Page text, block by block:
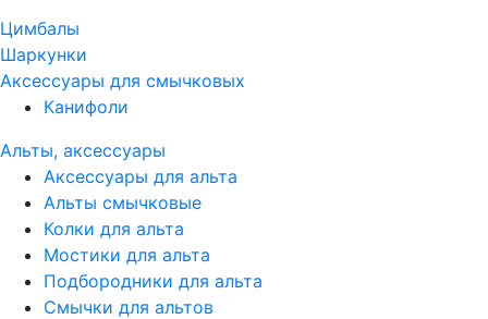
Цимбалы
Шаркунки
Аксессуары для смычковых
Канифоли
Альты, аксессуары
Аксессуары для альта
Альты смычковые
Колки для альта
Мостики для альта
Подбородники для альта
Смычки для альтов